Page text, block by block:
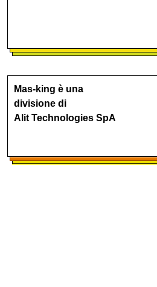
Mas-king è una
divisione di
Alit Technologies SpA